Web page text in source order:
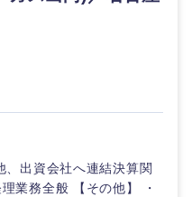
、出資会社へ連結決算関
業務全般 【その他】 ・